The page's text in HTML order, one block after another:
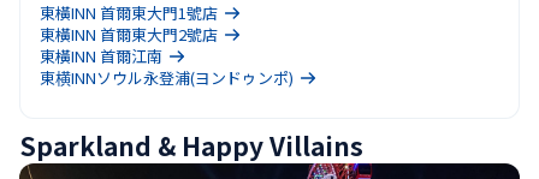
東橫INN 首爾東大門1號店
東橫INN 首爾東大門2號店
東橫INN 首爾江南
東横INNソウル永登浦(ヨンドゥンポ)
Sparkland & Happy Villains